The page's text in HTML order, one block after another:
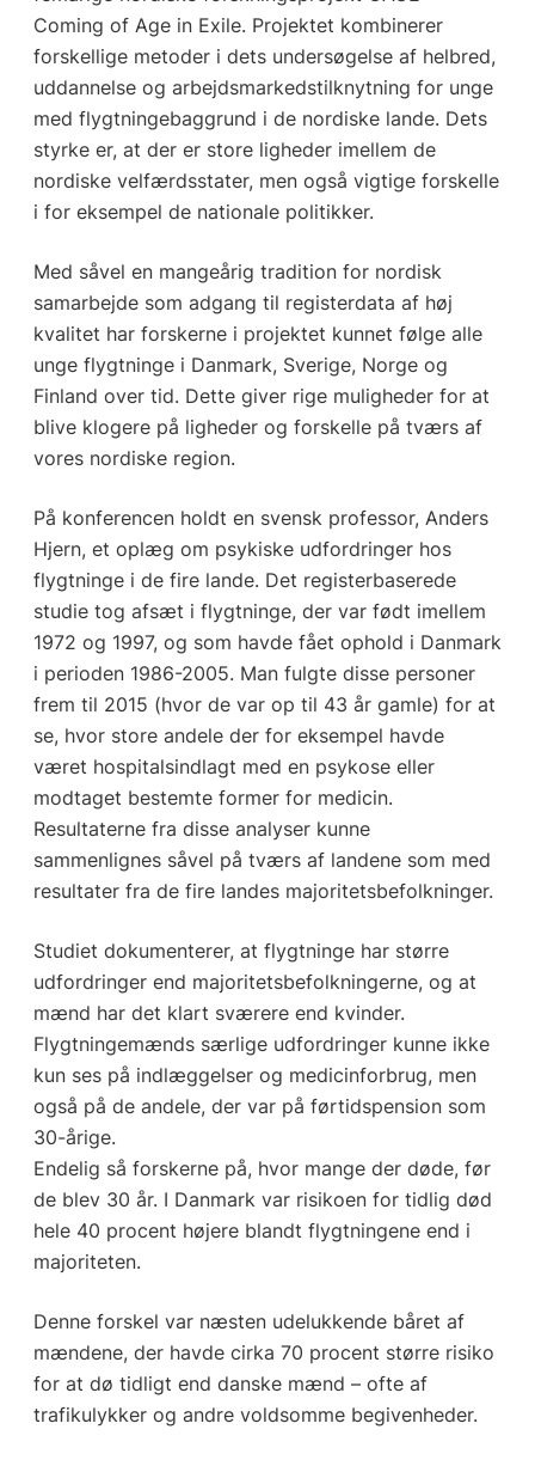
Coming of Age in Exile. Projektet kombinerer
forskellige metoder i dets undersøgelse af helbred,
uddannelse og arbejdsmarkedstilknytning for unge
med flygtningebaggrund i de nordiske lande. Dets
styrke er, at der er store ligheder imellem de
nordiske velfærdsstater, men også vigtige forskelle
i for eksempel de nationale politikker.
Med såvel en mangeårig tradition for nordisk
samarbejde som adgang til registerdata af høj
kvalitet har forskerne i projektet kunnet følge alle
unge flygtninge i Danmark, Sverige, Norge og
Finland over tid. Dette giver rige muligheder for at
blive klogere på ligheder og forskelle på tværs af
vores nordiske region.
På konferencen holdt en svensk professor, Anders
Hjern, et oplæg om psykiske udfordringer hos
flygtninge i de fire lande. Det registerbaserede
studie tog afsæt i flygtninge, der var født imellem
1972 og 1997, og som havde fået ophold i Danmark
i perioden 1986-2005. Man fulgte disse personer
frem til 2015 (hvor de var op til 43 år gamle) for at
se, hvor store andele der for eksempel havde
været hospitalsindlagt med en psykose eller
modtaget bestemte former for medicin.
Resultaterne fra disse analyser kunne
sammenlignes såvel på tværs af landene som med
resultater fra de fire landes majoritetsbefolkninger.
Studiet dokumenterer, at flygtninge har større
udfordringer end majoritetsbefolkningerne, og at
mænd har det klart sværere end kvinder.
Flygtningemænds særlige udfordringer kunne ikke
kun ses på indlæggelser og medicinforbrug, men
også på de andele, der var på førtidspension som
30-årige.
Endelig så forskerne på, hvor mange der døde, før
de blev 30 år. I Danmark var risikoen for tidlig død
hele 40 procent højere blandt flygtningene end i
majoriteten.
Denne forskel var næsten udelukkende båret af
mændene, der havde cirka 70 procent større risiko
for at dø tidligt end danske mænd – ofte af
trafikulykker og andre voldsomme begivenheder.